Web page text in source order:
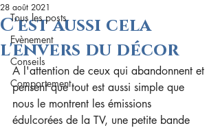
Tous les posts
Evènement
Conseils
Comportement
C'est aussi cela
l'envers du décor
28 août 2021
A l'attention de ceux qui abandonnent et
pensent que tout est aussi simple que
nous le montrent les émissions
édulcorées de la TV, une petite bande